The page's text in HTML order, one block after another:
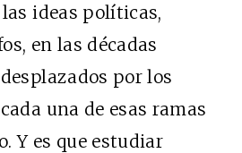
ideas políticas,
en las décadas
por los
una de esas ramas
Y es que estudiar